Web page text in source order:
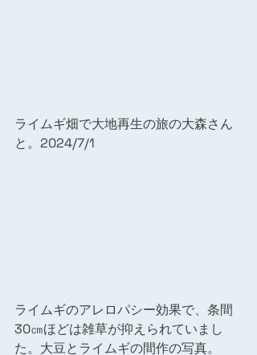
ライムギ畑で大地再生の旅の大森さん
と。2024/7/1
ライムギのアレロパシー効果で、条間
30㎝ほどは雑草が抑えられていまし
た。大豆とライムギの間作の写真。